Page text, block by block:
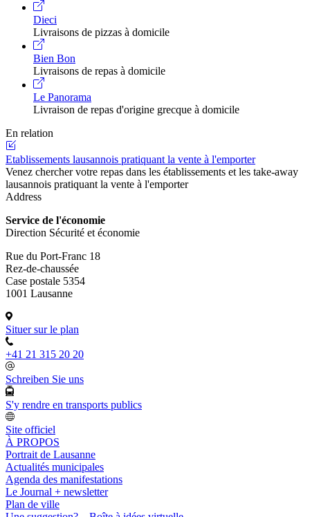
Dieci
Livraisons de pizzas à domicile
Bien Bon
Livraisons de repas à domicile
Le Panorama
Livraison de repas d'origine grecque à domicile
En relation
Etablissements lausannois pratiquant la vente à l'emporter
Venez chercher votre repas dans les établissements et les take-away
lausannois pratiquant la vente à l'emporter
Address
Service de l'économie
Direction Sécurité et économie
Rue du Port-Franc 18
Rez-de-chaussée
Case postale 5354
1001 Lausanne
Situer sur le plan
+41 21 315 20 20
Schreiben Sie uns
S'y rendre en transports publics
Site officiel
À PROPOS
Portrait de Lausanne
Actualités municipales
Agenda des manifestations
Le Journal + newsletter
Plan de ville